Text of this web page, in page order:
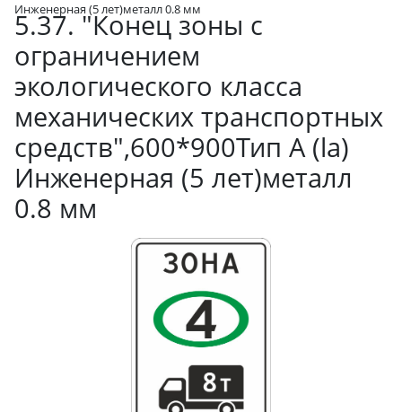
Инженерная (5 лет)металл 0.8 мм
5.37. "Конец зоны с
ограничением
экологического класса
механических транспортных
средств",600*900Тип А (la)
Инженерная (5 лет)металл
0.8 мм